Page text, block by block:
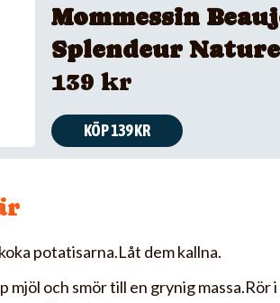
Mommessin
Splendeur Nature
139 kr
KÖP 139 KR
potatisarna.Låt dem kallna.
mjöl och smör till en grynig massa.Rör